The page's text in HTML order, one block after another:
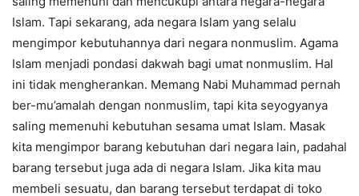
Islam. Tapi sekarang, ada negara Islam yang selalu
mengimpor kebutuhannya dari negara nonmuslim. Agama
Islam menjadi pondasi dakwah bagi umat nonmuslim. Hal
ini tidak mengherankan. Memang Nabi Muhammad pernah
ber-mu’amalah dengan nonmuslim, tapi kita seyogyanya
saling memenuhi kebutuhan sesama umat Islam. Masak
kita mengimpor barang kebutuhan dari negara lain, padahal
barang tersebut juga ada di negara Islam. Jika kita mau
membeli sesuatu, dan barang tersebut terdapat di toko